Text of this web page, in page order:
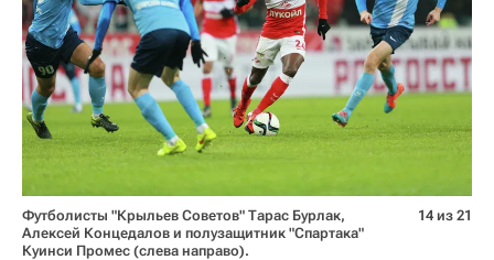
Футболисты "Крыльев Советов" Тарас Бурлак,
Алексей Концедалов и полузащитник "Спартака"
Куинси Промес (слева направо).
14 из 21